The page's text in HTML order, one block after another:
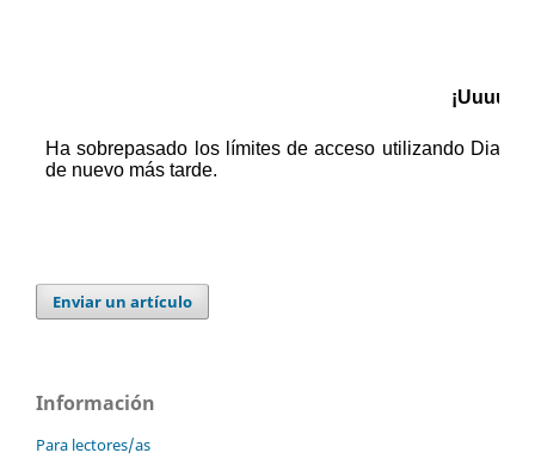
Enviar un artículo
Información
Para lectores/as